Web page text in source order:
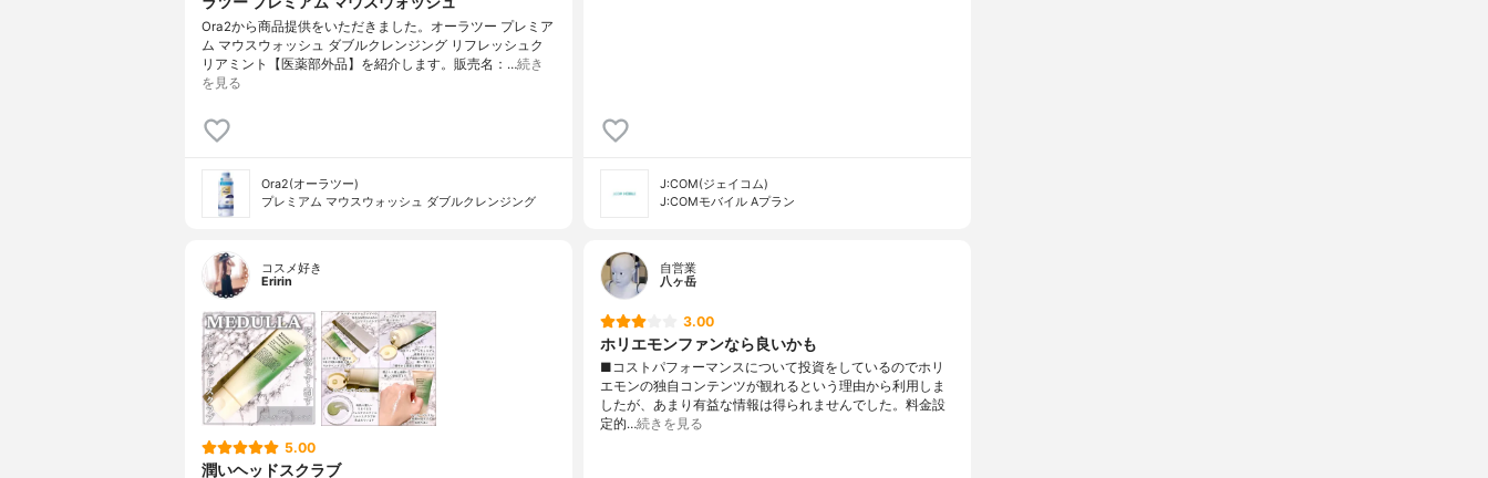
Ora2から商品提供をいただきました。オーラツー プレミア
ム マウスウォッシュ ダブルクレンジング リフレッシュク
リアミント【医薬部外品】を紹介します。販売名：…続き
を見る
Ora2(オーラツー)
プレミアム マウスウォッシュ ダブルクレンジング
J:COM(ジェイコム)
J:COMモバイル Aプラン
コスメ好き
Eririn
5.00
潤いヘッドスクラブ
自営業
八ヶ岳
3.00
ホリエモンファンなら良いかも
■コストパフォーマンスについて投資をしているのでホリ
エモンの独自コンテンツが観れるという理由から利用しま
したが、あまり有益な情報は得られませんでした。料金設
定的…続きを見る